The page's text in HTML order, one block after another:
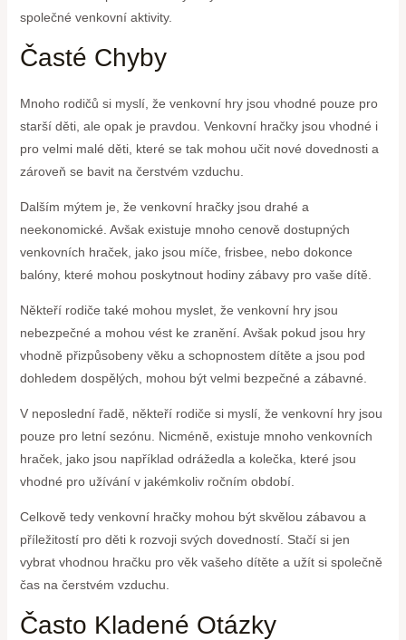
společné venkovní aktivity.
Časté Chyby
Mnoho rodičů si myslí, že venkovní hry jsou vhodné pouze pro
starší děti, ale opak je pravdou. Venkovní hračky jsou vhodné i
pro velmi malé děti, které se tak mohou učit nové dovednosti a
zároveň se bavit na čerstvém vzduchu.
Dalším mýtem je, že venkovní hračky jsou drahé a
neekonomické. Avšak existuje mnoho cenově dostupných
venkovních hraček, jako jsou míče, frisbee, nebo dokonce
balóny, které mohou poskytnout hodiny zábavy pro vaše dítě.
Někteří rodiče také mohou myslet, že venkovní hry jsou
nebezpečné a mohou vést ke zranění. Avšak pokud jsou hry
vhodně přizpůsobeny věku a schopnostem dítěte a jsou pod
dohledem dospělých, mohou být velmi bezpečné a zábavné.
V neposlední řadě, někteří rodiče si myslí, že venkovní hry jsou
pouze pro letní sezónu. Nicméně, existuje mnoho venkovních
hraček, jako jsou například odrážedla a kolečka, které jsou
vhodné pro užívání v jakémkoliv ročním období.
Celkově tedy venkovní hračky mohou být skvělou zábavou a
příležitostí pro děti k rozvoji svých dovedností. Stačí si jen
vybrat vhodnou hračku pro věk vašeho dítěte a užít si společně
čas na čerstvém vzduchu.
Často Kladené Otázky